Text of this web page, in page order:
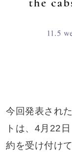
今回発表され
トは、4月22
約を受け付けて